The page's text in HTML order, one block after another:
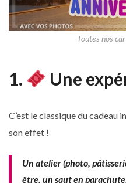
Toutes nos
1. Une
C’est le classique du
son effet !
Un atelier (photo,
être, un saut en